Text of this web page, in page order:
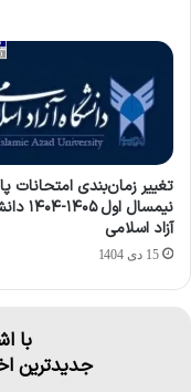
تغییر زمان‌بندی امتحانات
نیمسال اول
آزاد اسلامی
15 دی 1404
با
جدیدترین